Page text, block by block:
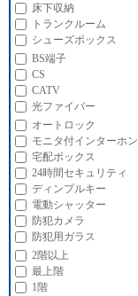
床下収納
トランクルーム
シューズボックス
BS端子
CS
CATV
光ファイバー
オートロック
モニタ付インターホン
宅配ボックス
24時間セキュリティ
ディンプルキー
電動シャッター
防犯カメラ
防犯用ガラス
2階以上
最上階
1階